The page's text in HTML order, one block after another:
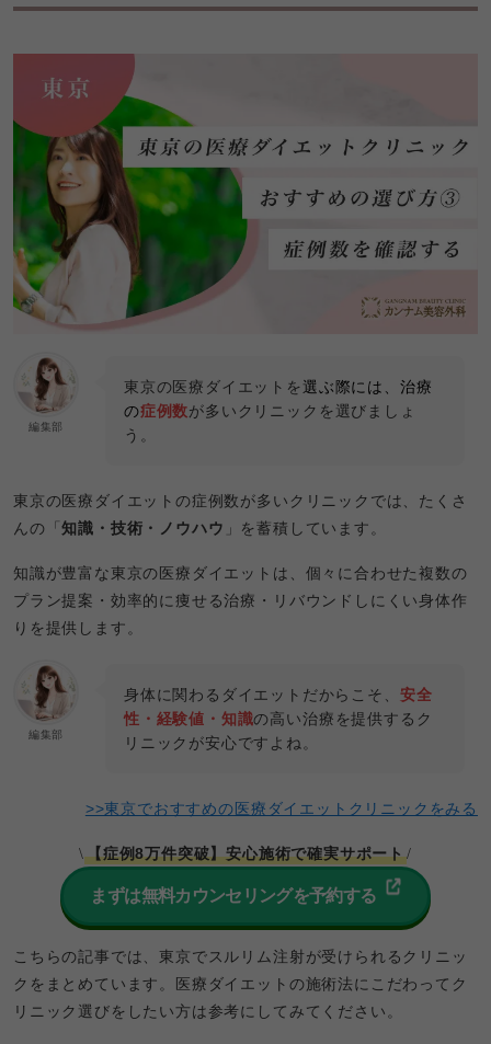
編集部
東京の医療ダイエットを選ぶ際には、治療
の症例数が多いクリニックを選びましょ
う。
東京の医療ダイエットの症例数が多いクリニックでは、たくさ
んの「知識・技術・ノウハウ 」を蓄積しています。
知識が豊富な東京の医療ダイエットは、個々に合わせた複数の
プラン提案・効率的に痩せる治療・リバウンドしにくい身体作
りを提供します。
編集部
身体に関わるダイエットだからこそ、 安全
性・経験値・知識の高い治療を提供するク
リニックが安心ですよね。
>>東京でおすすめの医療ダイエットクリニックをみる
\【症例8万件突破】安心施術で確実サポート/
まずは無料カウンセリングを予約する
こちらの記事では、東京でスルリム注射が受けられるクリニッ
クをまとめています。医療ダイエットの施術法にこだわってク
リニック選びをしたい方は参考にしてみてください。